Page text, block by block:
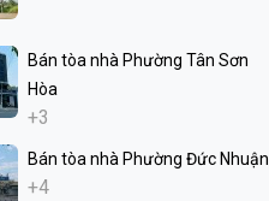
Bán tòa nhà Phường Tân Sơn
Hòa
+3
Bán tòa nhà Phường Đức Nhuận
+4